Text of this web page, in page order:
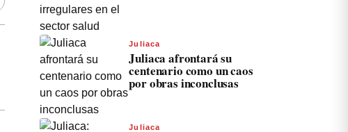
Juliaca
Juliaca afrontará su
centenario como un caos
por obras inconclusas
Juliaca